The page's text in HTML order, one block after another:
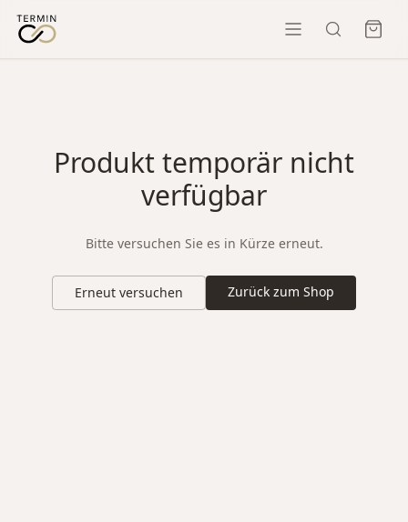
Produkt temporär nicht
verfügbar
Bitte versuchen Sie es in Kürze erneut.
Erneut versuchen Zurück zum Shop